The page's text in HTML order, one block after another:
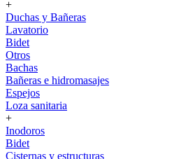
+
Duchas y Bañeras
Lavatorio
Bidet
Otros
Bachas
Bañeras e hidromasajes
Espejos
Loza sanitaria
+
Inodoros
Bidet
Cisternas y estructuras